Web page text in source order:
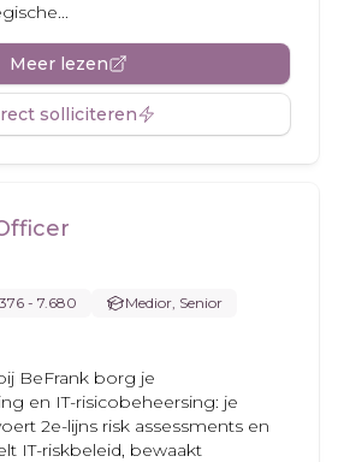
Meer lezen
solliciteren
- 7.680
Medior, Senior
BeFrank borg je
en IT-risicobeheersing: je
2e-lijns risk assessments en
IT-riskbeleid, bewaakt